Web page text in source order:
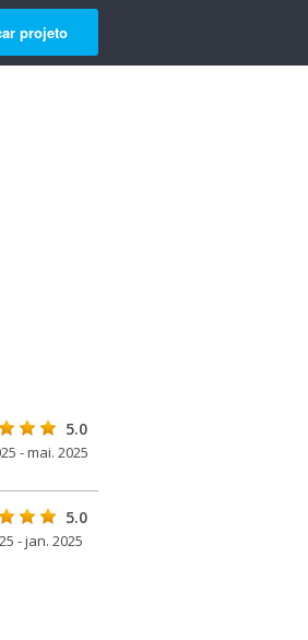
projeto
5.0
- mai. 2025
5.0
- jan. 2025